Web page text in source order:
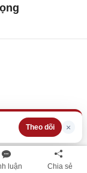
luận Chia sẻ
Theo dõi ×